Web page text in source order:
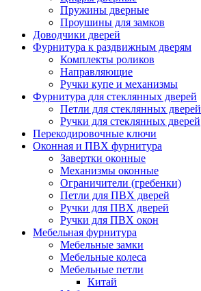
Пружины дверные
Проушины для замков
Доводчики дверей
Фурнитура к раздвижным дверям
Комплекты роликов
Направляющие
Ручки купе и механизмы
Фурнитура для стеклянных дверей
Петли для стеклянных дверей
Ручки для стеклянных дверей
Перекодировочные ключи
Оконная и ПВХ фурнитура
Завертки оконные
Механизмы оконные
Ограничители (гребенки)
Петли для ПВХ дверей
Ручки для ПВХ дверей
Ручки для ПВХ окон
Мебельная фурнитура
Мебельные замки
Мебельные колеса
Мебельные петли
Китай